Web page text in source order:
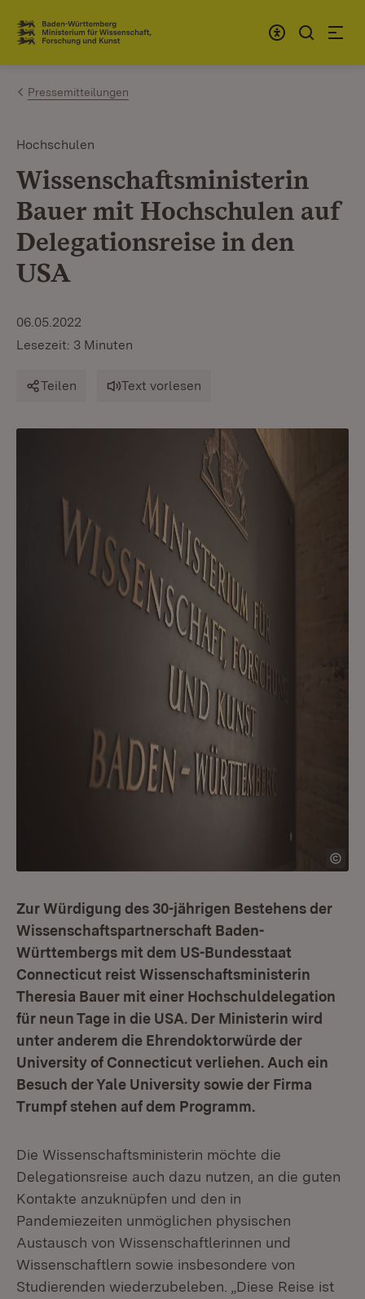
Zum Inhalt springen
Link zur Startseite
Pressemitteilungen
Hochschulen
Wissenschaftsministerin
Bauer mit Hochschulen auf
Delegationsreise in den
USA
06.05.2022
Lesezeit: 3 Minuten
Teilen Text vorlesen
Zur Würdigung des 30-jährigen Bestehens der
Wissenschaftspartnerschaft Baden-
Württembergs mit dem US-Bundesstaat
Connecticut reist Wissenschaftsministerin
Theresia Bauer mit einer Hochschuldelegation
für neun Tage in die USA. Der Ministerin wird
unter anderem die Ehrendoktorwürde der
University of Connecticut verliehen. Auch ein
Besuch der Yale University sowie der Firma
Trumpf stehen auf dem Programm.
Die Wissenschaftsministerin möchte die
Delegationsreise auch dazu nutzen, an die guten
Kontakte anzuknüpfen und den in
Pandemiezeiten unmöglichen physischen
Austausch von Wissenschaftlerinnen und
Wissenschaftlern sowie insbesondere von
Studierenden wiederzubeleben. „Diese Reise ist